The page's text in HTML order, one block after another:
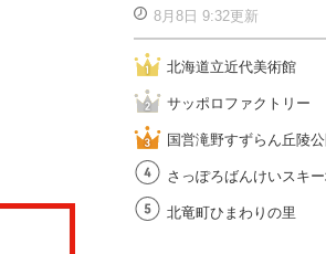
8月8日 9:32更新
北海道立近代美術館
サッポロファクトリー
国営滝野すずらん丘陵公
さっぽろばんけいスキ
北竜町ひまわりの里